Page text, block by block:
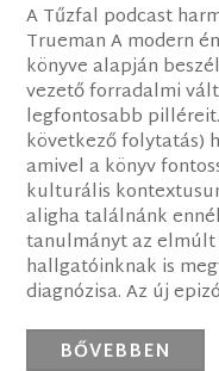
A Tűzfal podcast
Trueman A modern
könyve alapján
vezető forradalmi
legfontosabb
következő folytatás)
amivel a könyv
kulturális
aligha találnánk
tanulmányt az
hallgatóinknak is
diagnózisa. Az új
BŐVEBBEN